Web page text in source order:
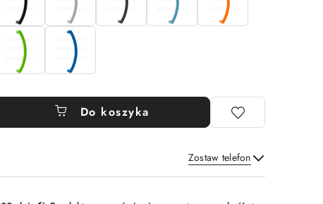
Do koszyka
Zostaw telefon
Wyślij